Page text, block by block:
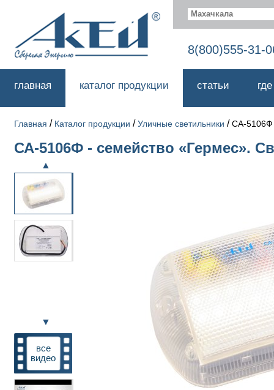
Махачкала
8(800)555-31-
главная каталог продукции статьи
Главная / Каталог продукции /Уличные светильники /СА-5106Ф
СА-5106Ф - семейство «Гермес».
▲
▼
все
видео